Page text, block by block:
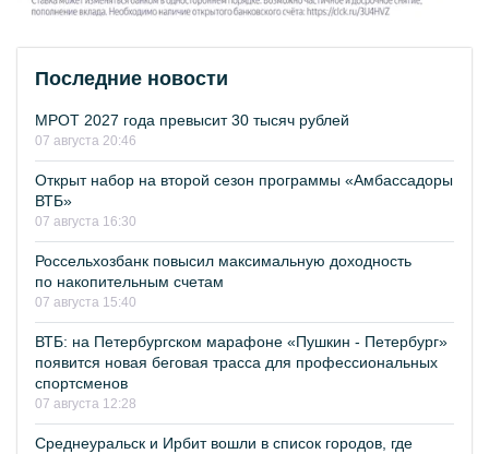
Последние новости
МРОТ 2027 года превысит 30 тысяч рублей
07 августа 20:46
Открыт набор на второй сезон программы «Амбассадоры
ВТБ»
07 августа 16:30
Россельхозбанк повысил максимальную доходность
по накопительным счетам
07 августа 15:40
ВТБ: на Петербургском марафоне «Пушкин - Петербург»
появится новая беговая трасса для профессиональных
спортсменов
07 августа 12:28
Среднеуральск и Ирбит вошли в список городов, где